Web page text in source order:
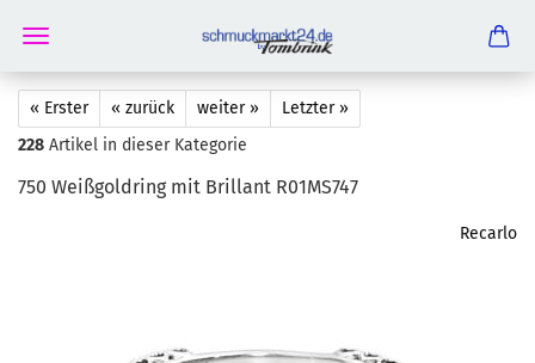
« Erster « zurück weiter »
Letzter »
228 Artikel in dieser Kategorie
750 Weiß­gold­ring mit Bril­lant R01MS747
Recarlo